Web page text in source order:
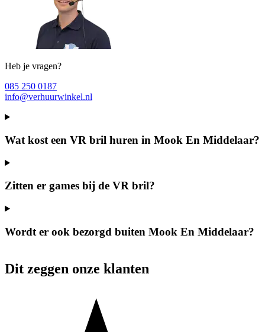
Heb je vragen?
085 250 0187
info@verhuurwinkel.nl
Wat kost een VR bril huren in Mook En Middelaar?
Zitten er games bij de VR bril?
Wordt er ook bezorgd buiten Mook En Middelaar?
Dit zeggen onze klanten